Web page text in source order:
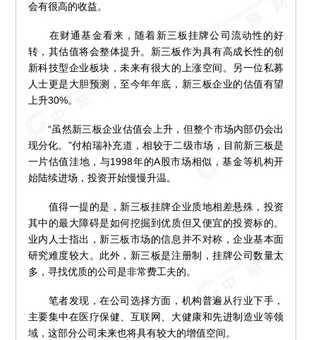
会有很高的收益。
在财通基金看来，随着新三板挂牌公司流动性的好
转，其估值将会整体提升。新三板作为具有高成长性的创
新科技型企业板块，未来有很大的上涨空间。另一位私募
人士更是大胆预测，至今年年底，新三板企业的估值有望
上升30%。
“虽然新三板企业估值会上升，但整个市场内部仍会出
现分化。”付柏瑞补充道，相较于二级市场，目前新三板是
一片估值洼地，与1998年的A股市场相似，基金等机构开
始陆续进场，投资开始慢慢升温。
值得一提的是，新三板挂牌企业质地相差悬殊，投资
其中的最大障碍是如何挖掘到优质但又便宜的投资标的。
业内人士指出，新三板市场的信息并不对称，企业基本面
研究难度较大。此外，新三板是注册制，挂牌公司数量太
多，寻找优质的公司是非常费工夫的。
笔者发现，在公司选择方面，机构普遍从行业下手，
主要集中在医疗保健、互联网、大健康和先进制造业等领
域，这部分公司未来也将具有较大的增值空间。